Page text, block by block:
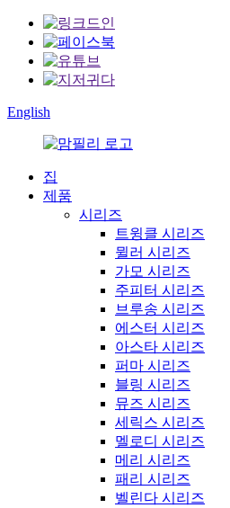
English
집
제품
시리즈
트윙클 시리즈
뮐러 시리즈
가모 시리즈
주피터 시리즈
브루송 시리즈
에스터 시리즈
아스타 시리즈
퍼마 시리즈
블링 시리즈
뮤즈 시리즈
세릭스 시리즈
멜로디 시리즈
메리 시리즈
패리 시리즈
벨린다 시리즈